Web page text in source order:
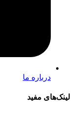
درباره ما
لینک‌های مفید